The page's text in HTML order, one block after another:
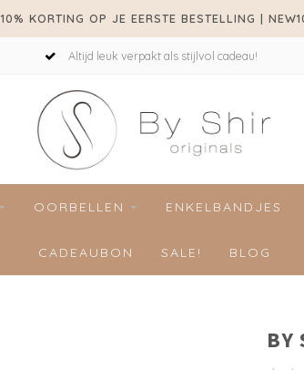
10% KORTING OP JE EERSTE BESTELLING |
Altijd leuk verpakt als stijlvol cadeau!
OORBELLEN ENKELBANDJES
CADEAUBON SALE! BLOG
BY